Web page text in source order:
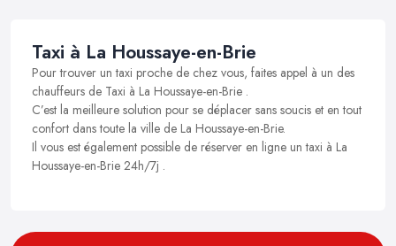
Taxi à La Houssaye-en-Brie
Pour trouver un taxi proche de chez vous, faites appel à un des
chauffeurs de Taxi à La Houssaye-en-Brie .
C’est la meilleure solution pour se déplacer sans soucis et en tout
confort dans toute la ville de La Houssaye-en-Brie.
Il vous est également possible de réserver en ligne un taxi à La
Houssaye-en-Brie 24h/7j .